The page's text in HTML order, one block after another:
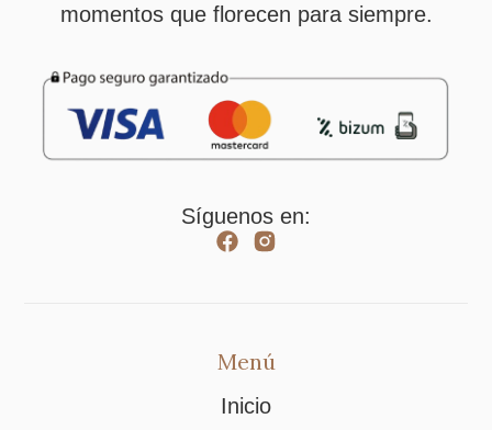
momentos que florecen para siempre.
Síguenos en:
Menú
Inicio